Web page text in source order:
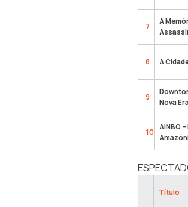
7
A
8 A
9
Nova
10
AINBO
Título